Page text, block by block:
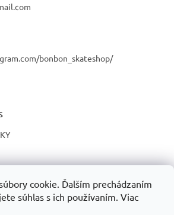
cookie. Ďalším prechádzaním
súhlas s ich používaním. Viac
bonbon_skateshop/